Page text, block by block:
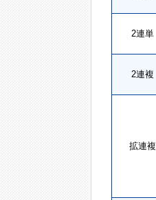
2連単
2連複
拡連複